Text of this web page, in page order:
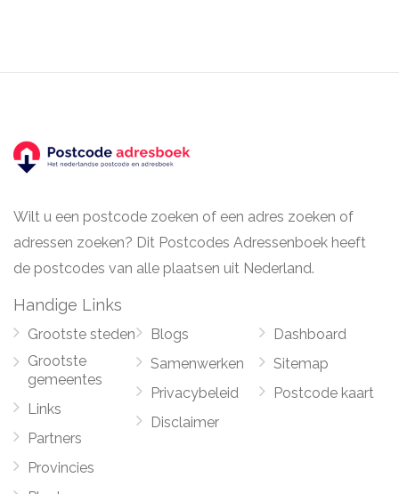
Wilt u een postcode zoeken of een adres zoeken of
adressen zoeken? Dit Postcodes Adressenboek heeft
de postcodes van alle plaatsen uit Nederland.
Handige Links
Grootste steden
Grootste
gemeentes
Links
Partners
Provincies
Blogs
Samenwerken
Privacybeleid
Disclaimer
Dashboard
Sitemap
Postcode kaart